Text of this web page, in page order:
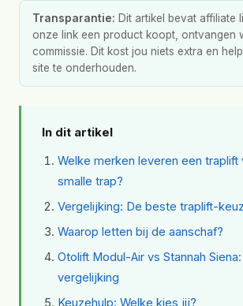
Transparantie: Dit artikel bevat affiliate
onze link een product koopt, ontvangen
commissie. Dit kost jou niets extra en
site te onderhouden.
In dit artikel
Welke merken leveren een traplift
smalle trap?
Vergelijking: De beste traplift-
Waarop letten bij de aanschaf?
Otolift Modul-Air vs Stannah
vergelijking
Keuzehulp: Welke kies jij?